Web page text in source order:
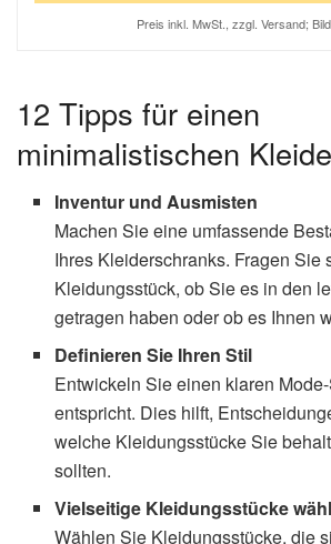
Preis inkl. MwSt., zzgl. Versand;
12 Tipps für einen
minimalistischen
Inventur und Ausmisten
Machen Sie eine umfassende
Ihres Kleiderschranks. Fragen Sie
Kleidungsstück, ob Sie es in den
getragen haben oder ob es Ihnen
Definieren Sie Ihren Stil
Entwickeln Sie einen klaren
entspricht. Dies hilft,
welche Kleidungsstücke Sie
sollten.
Vielseitige Kleidungsstücke
Wählen Sie Kleidungsstücke, die